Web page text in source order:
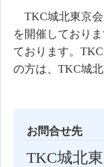
TKC城北東京会
を開催しており
ております。
の方は、TKC城
お問合せ先
TKC城北